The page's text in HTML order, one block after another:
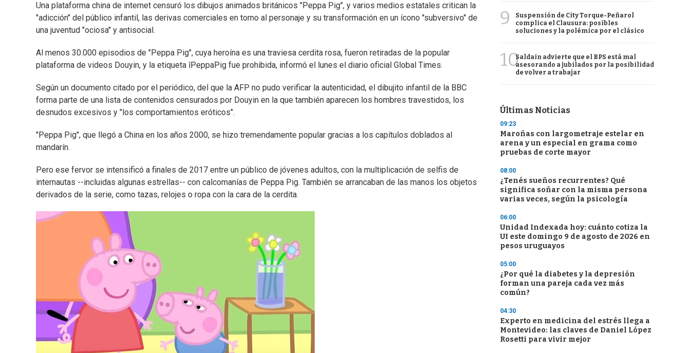
Una plataforma china de internet censuró los dibujos animados británicos "Peppa Pig", y varios medios estatales critican la
"adicción" del público infantil, las derivas comerciales en torno al personaje y su transformación en un ícono "subversivo" de
una juventud "ociosa" y antisocial.
Al menos 30.000 episodios de "Peppa Pig", cuya heroína es una traviesa cerdita rosa, fueron retiradas de la popular
plataforma de videos Douyin, y la etiqueta îPeppaPig fue prohibida, informó el lunes el diario oficial Global Times.
Según un documento citado por el periódico, del que la AFP no pudo verificar la autenticidad, el dibujito infantil de la BBC
forma parte de una lista de contenidos censurados por Douyin en la que también aparecen los hombres travestidos, los
desnudos excesivos y "los comportamientos eróticos".
"Peppa Pig", que llegó a China en los años 2000, se hizo tremendamente popular gracias a los capítulos doblados al
mandarín.
Pero ese fervor se intensificó a finales de 2017 entre un público de jóvenes adultos, con la multiplicación de selfis de
internautas --incluidas algunas estrellas-- con calcomanías de Peppa Pig. También se arrancaban de las manos los objetos
derivados de la serie, como tazas, relojes o ropa con la cara de la cerdita.
9
Suspensión de City Torque-Peñarol
complica el Clausura: posibles
soluciones y la polémica por el clásico
10Saldain advierte que el BPS está mal
asesorando a jubilados por la posibilidad
de volver a trabajar
Últimas Noticias
09:23
Maroñas con largometraje estelar en
arena y un especial en grama como
pruebas de corte mayor
08:00
¿Tenés sueños recurrentes? Qué
significa soñar con la misma persona
varias veces, según la psicología
06:00
Unidad Indexada hoy: cuánto cotiza la
UI este domingo 9 de agosto de 2026 en
pesos uruguayos
05:00
¿Por qué la diabetes y la depresión
forman una pareja cada vez más
común?
04:30
Experto en medicina del estrés llega a
Montevideo: las claves de Daniel López
Rosetti para vivir mejor